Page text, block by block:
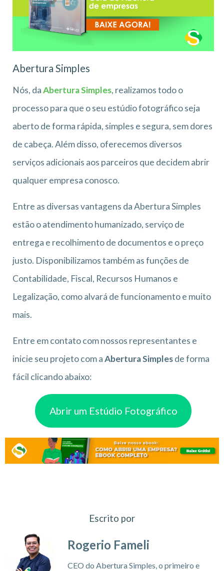
Abertura Simples
Nós, daAbertura Simples, realizamos todo o
processo para que o seu estúdio fotográfico seja
aberto de forma rápida, simples e segura, sem dores
de cabeça. Além disso, oferecemos diversos
serviços adicionais aos parceiros que decidem abrir
qualquer empresa conosco.
Entre as diversas vantagens da Abertura Simples
estão o atendimento humanizado, serviço de
entrega e recolhimento de documentos e o preço
justo. Disponibilizamos também as funções de
Contabilidade, Fiscal, Recursos Humanos e
Legalização, como alvará de funcionamento e muito
mais.
Entre em contato com nossos representantes e
inicie seu projeto com aAbertura Simplesde forma
fácil clicando abaixo:
Abrir um Estúdio Fotográfico
Escrito por
Rogerio Fameli
CEO do Abertura Simples, o primeiro e